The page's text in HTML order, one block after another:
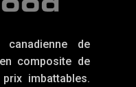
de
composite de
imbattables.